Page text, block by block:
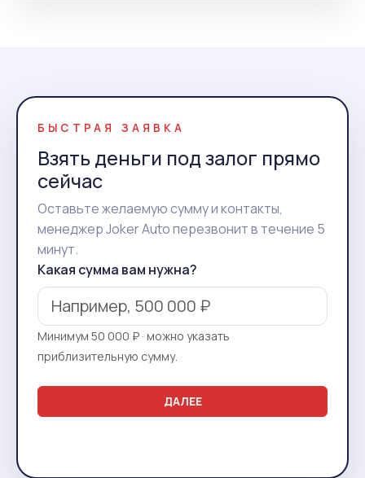
БЫСТРАЯ ЗАЯВКА
Взять деньги под залог прямо
сейчас
Оставьте желаемую сумму и контакты,
менеджер Joker Auto перезвонит в течение 5
минут.
Какая сумма вам нужна?
Минимум 50 000 ₽ · можно указать
приблизительную сумму.
ДАЛЕЕ